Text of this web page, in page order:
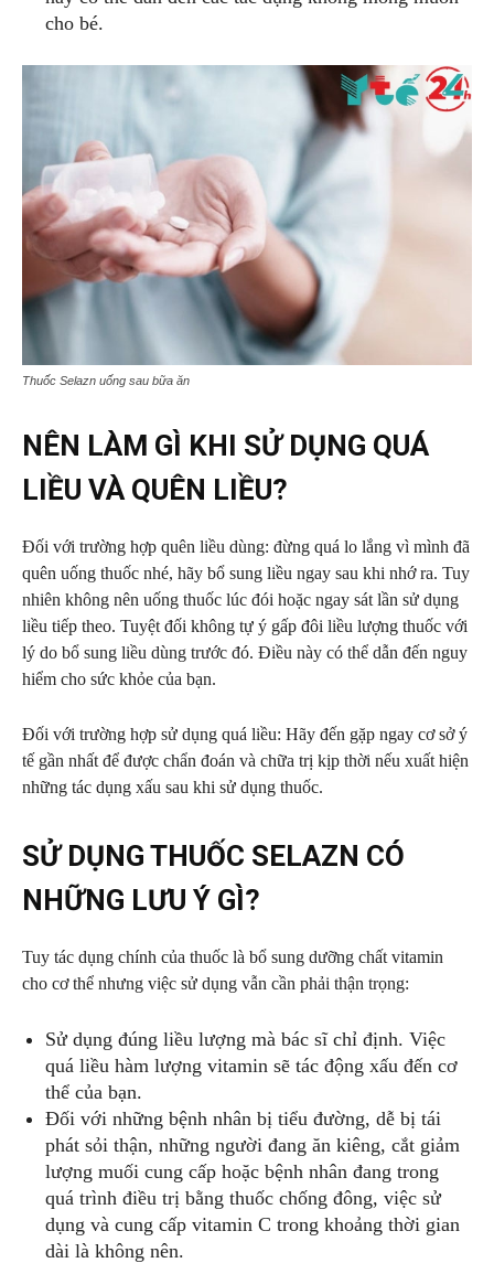
cho bé.
Thuốc Selazn uống sau bữa ăn
NÊN LÀM GÌ KHI SỬ DỤNG QUÁ
LIỀU VÀ QUÊN LIỀU?
Đối với trường hợp quên liều dùng: đừng quá lo lắng vì mình đã
quên uống thuốc nhé, hãy bổ sung liều ngay sau khi nhớ ra. Tuy
nhiên không nên uống thuốc lúc đói hoặc ngay sát lần sử dụng
liều tiếp theo. Tuyệt đối không tự ý gấp đôi liều lượng thuốc với
lý do bổ sung liều dùng trước đó. Điều này có thể dẫn đến nguy
hiểm cho sức khỏe của bạn.
Đối với trường hợp sử dụng quá liều: Hãy đến gặp ngay cơ sở ý
tế gần nhất để được chẩn đoán và chữa trị kịp thời nếu xuất hiện
những tác dụng xấu sau khi sử dụng thuốc.
SỬ DỤNG THUỐC SELAZN CÓ
NHỮNG LƯU Ý GÌ?
Tuy tác dụng chính của thuốc là bổ sung dưỡng chất vitamin
cho cơ thể nhưng việc sử dụng vẫn cần phải thận trọng:
Sử dụng đúng liều lượng mà bác sĩ chỉ định. Việc
quá liều hàm lượng vitamin sẽ tác động xấu đến cơ
thể của bạn.
Đối với những bệnh nhân bị tiểu đường, dễ bị tái
phát sỏi thận, những người đang ăn kiêng, cắt giảm
lượng muối cung cấp hoặc bệnh nhân đang trong
quá trình điều trị bằng thuốc chống đông, việc sử
dụng và cung cấp vitamin C trong khoảng thời gian
dài là không nên.